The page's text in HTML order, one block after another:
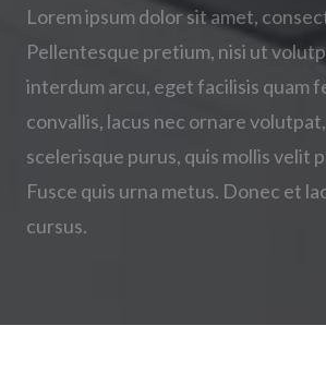
Lorem ipsum dolor sit amet,
Pellentesque pretium, nisi ut
interdum arcu, eget facilisis quam
convallis, lacus nec ornare
scelerisque purus, quis mollis velit
Fusce quis urna metus. Donec et
cursus.